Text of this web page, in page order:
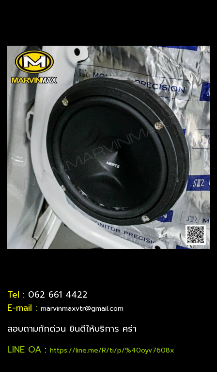
Tel : 062 661 4422
E-mail : marvinmaxvtr@gmail.com
สอบถามทักด่วน ยินดีให้บริการ คร่า
LINE OA : https://line.me/R/ti/p/%40oyv7608x